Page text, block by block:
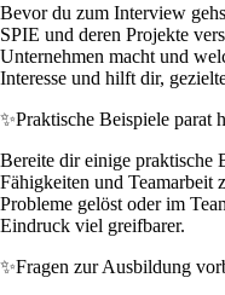
Bevor du zum Interview
SPIE und deren Projekte
Unternehmen macht und
Interesse und hilft dir,
✨Praktische Beispiele parat
Bereite dir einige praktische
Fähigkeiten und Teamarbeit
Probleme gelöst oder im
Eindruck viel greifbarer.
✨Fragen zur Ausbildung